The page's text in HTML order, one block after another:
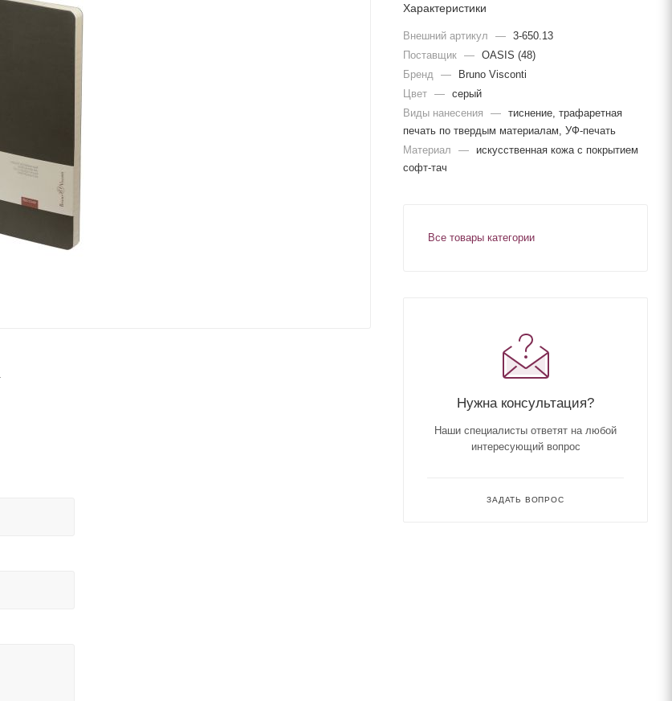
Характеристики
Внешний артикул — 3-650.13
Поставщик — OASIS (48)
Бренд
—
Bruno Visconti
Цвет — серый
Виды нанесения
— тиснение, трафаретная
печать по твердым материалам, УФ-печать
Материал
—
искусственная кожа с покрытием
софт-тач
Все товары категории
Нужна консультация?
Наши специалисты ответят на любой
интересующий вопрос
ЗАДАТЬ ВОПРОС